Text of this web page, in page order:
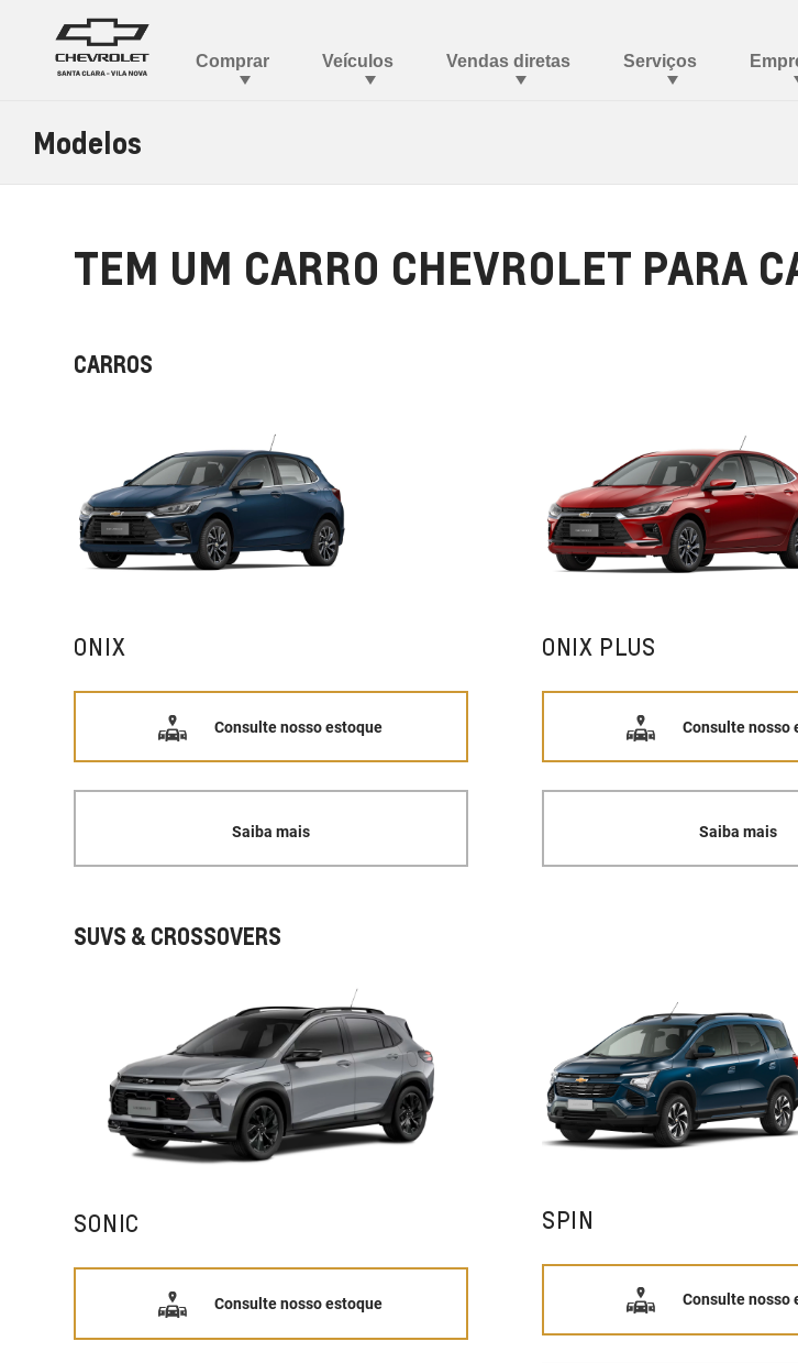
Modelos
TEM UM CARRO CHEVROLET PARA
CARROS
ONIX
Consulte nosso estoque
Saiba mais
ONIX PLUS
Consulte nosso
Saiba mais
SUVS & CROSSOVERS
SONIC
Consulte nosso estoque
SPIN
Consulte nosso